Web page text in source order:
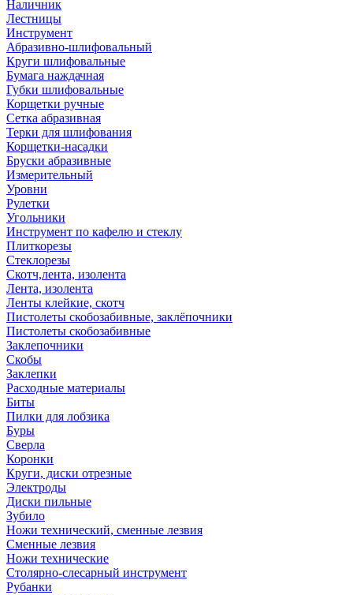
Наличник
Лестницы
Инструмент
Абразивно-шлифовальный
Круги шлифовальные
Бумага наждачная
Губки шлифовальные
Корщетки ручные
Сетка абразивная
Терки для шлифования
Корщетки-насадки
Бруски абразивные
Измерительный
Уровни
Рулетки
Угольники
Инструмент по кафелю и стеклу
Плиткорезы
Стеклорезы
Скотч,лента, изолента
Лента, изолента
Ленты клейкие, скотч
Пистолеты скобозабивные, заклёпочники
Пистолеты скобозабивные
Заклепочники
Скобы
Заклепки
Расходные материалы
Биты
Пилки для лобзика
Буры
Сверла
Коронки
Круги, диски отрезные
Электроды
Диски пильные
Зубило
Ножи технический, сменные лезвия
Сменные лезвия
Ножи технические
Столярно-слесарный инструмент
Рубанки